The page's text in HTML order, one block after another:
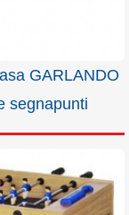
GARLANDO
segnapunti